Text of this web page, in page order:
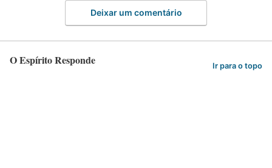
Deixar um comentário
O Espírito Responde Ir para o topo